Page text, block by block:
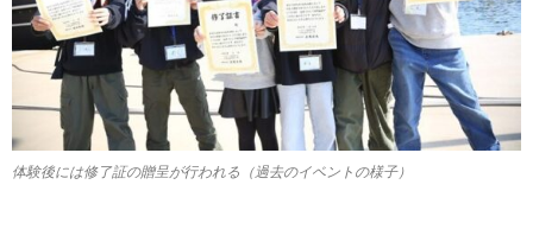
体験後には修了証の贈呈が行われる（過去のイベントの様子）